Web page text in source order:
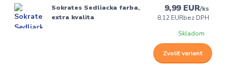
Sokrates Sedliacka farba,
extra kvalita
9,99 EUR/ks
8,12 EURbez DPH
Skladom
Zvoliť variant